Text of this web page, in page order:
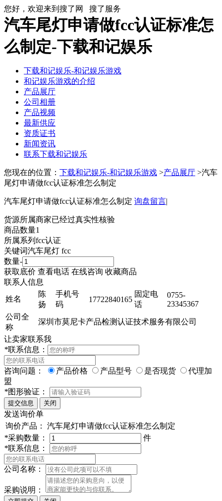
您好，欢迎来到搜了网 搜了服务
汽车尾灯申请做fcc认证标准怎
么制定-下载和记娱乐
下载和记娱乐-和记娱乐游戏
和记娱乐游戏的介绍
产品展厅
公司相册
产品视频
最新供应
资质证书
新闻资讯
联系下载和记娱乐
您现在的位置： 下载和记娱乐-和记娱乐游戏 >产品展厅 >汽车
尾灯申请做fcc认证标准怎么制定
汽车尾灯申请做fcc认证标准怎么制定 询盘留言|
货源所属商家已经过真实性核验
商品数量1
所属系列 fcc认证
关键词汽车尾灯 fcc
数量-
获取底价 查看电话 在线咨询 收藏商品
联系人信息
姓名
陈
扬
手机号
码
17722840165
固定电
话
0755-
23345367
公司全
称
深圳市莫尼卡产品检测认证技术服务有限公司
让卖家联系我
*联系信息：
咨询问题： 产品价格 产品型号 是否现货
代理加
盟
*图形验证：
发送询价单
询价产品：
汽车尾灯申请做fcc认证标准怎么制定
*采购数量：
件
*联系信息：
公司名称：
采购说明：